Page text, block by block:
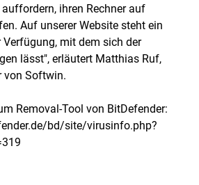
ihren Rechner auf
Auf unserer Website steht ein
Verfügung, mit dem sich der
lässt", erläutert Matthias Ruf,
von Softwin.
Removal-Tool von BitDefender:
bd/site/virusinfo.php?